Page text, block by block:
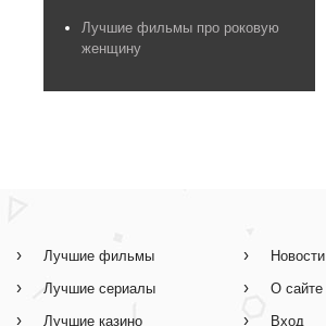
Лучшие фильмы про роковую
женщину
Лучшие фильмы
Лучшие сериалы
Лучшие казино
Новости
О сайте
Вход